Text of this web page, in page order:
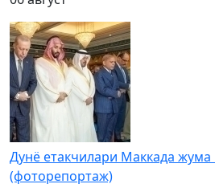
Дунё етакчилари Маккада
(фоторепортаж)